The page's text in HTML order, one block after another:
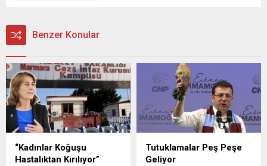
Benzer Konular
“Kadınlar Koğuşu
Hastalıktan Kırılıyor”
Tutuklamalar Peş Peşe
Geliyor